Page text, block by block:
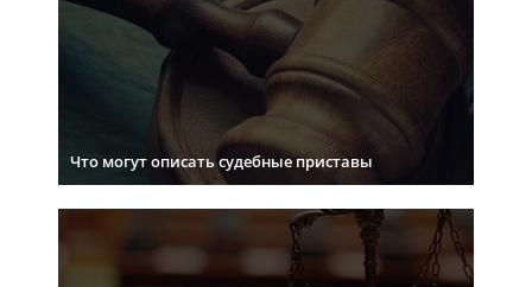
Что могут описать судебные приставы